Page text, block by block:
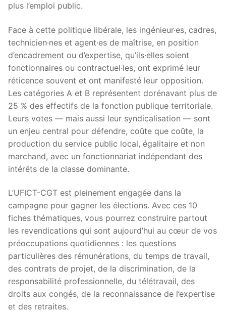
plus l’emploi public.
Face à cette politique libérale, les ingénieur·es, cadres,
technicien·nes et agent·es de maîtrise, en position
d’encadrement ou d’expertise, qu’ils·elles soient
fonctionnaires ou contractuel·les, ont exprimé leur
réticence souvent et ont manifesté leur opposition.
Les catégories A et B représentent dorénavant plus de
25 % des effectifs de la fonction publique territoriale.
Leurs votes — mais aussi leur syndicalisation — sont
un enjeu central pour défendre, coûte que coûte, la
production du service public local, égalitaire et non
marchand, avec un fonctionnariat indépendant des
intérêts de la classe dominante.
L’UFICT-CGT est pleinement engagée dans la
campagne pour gagner les élections. Avec ces 10
fiches thématiques, vous pourrez construire partout
les revendications qui sont aujourd’hui au cœur de vos
préoccupations quotidiennes : les questions
particulières des rémunérations, du temps de travail,
des contrats de projet, de la discrimination, de la
responsabilité professionnelle, du télétravail, des
droits aux congés, de la reconnaissance de l’expertise
et des retraites.